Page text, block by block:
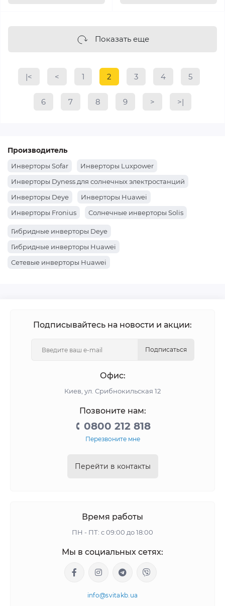
Показать еще
|< < 1 2 3 4 5
6 7 8 9 > >|
Производитель
Инверторы Sofar
Инверторы Luxpower
Инверторы Dyness для солнечных электростанций
Инверторы Deye
Инверторы Huawei
Инверторы Fronius
Солнечные инверторы Solis
Солнечные инверторы Victron Energy
Гибридные инверторы Deye
Гибридные инверторы Huawei
Сетевые инверторы Huawei
Подписывайтесь на новости и акции:
Подписаться
Офис:
Киев, ул. Срибнокильская 12
Позвоните нам:
0800 212 818
Перезвоните мне
Перейти в контакты
Время работы
ПН - ПТ: с 09:00 до 18:00
Мы в социальных сетях:
info@svitakb.ua